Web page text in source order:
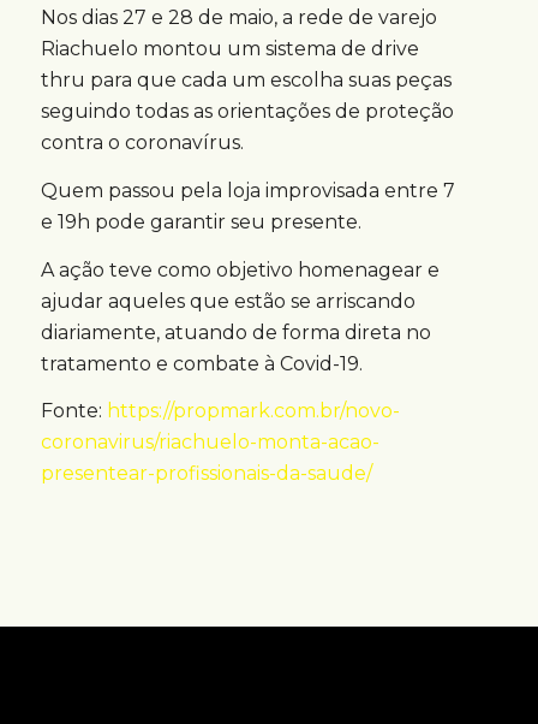
Nos dias 27 e 28 de maio, a rede de varejo
Riachuelo montou um sistema de drive
thru para que cada um escolha suas peças
seguindo todas as orientações de proteção
contra o coronavírus.
Quem passou pela loja improvisada entre 7
e 19h pode garantir seu presente.
A ação teve como objetivo homenagear e
ajudar aqueles que estão se arriscando
diariamente, atuando de forma direta no
tratamento e combate à Covid-19.
Fonte: https://propmark.com.br/novo-
coronavirus/riachuelo-monta-acao-
presentear-profissionais-da-saude/